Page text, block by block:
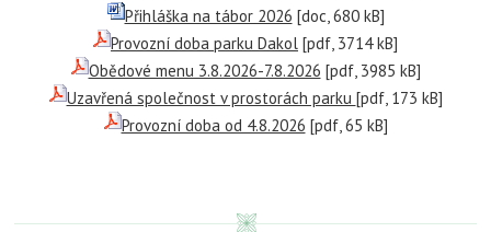
Přihláška na tábor 2026 [doc, 680 kB]
Provozní doba parku Dakol [pdf, 3714 kB]
Obědové menu 3.8.2026-7.8.2026 [pdf, 3985 kB]
Uzavřená společnost v prostorách parku [pdf, 173 kB]
Provozní doba od 4.8.2026 [pdf, 65 kB]